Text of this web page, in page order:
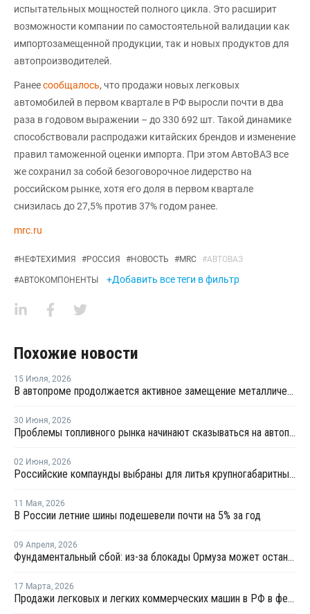
испытательных мощностей полного цикла. Это расширит
возможности компании по самостоятельной валидации как
импортозамещенной продукции, так и новых продуктов для
автопроизводителей.
Ранеесообщалось, что продажи новых легковых
автомобилей в первом квартале в РФ выросли почти в два
раза в годовом выражении – до 330 692 шт. Такой динамике
способствовали распродажи китайских брендов и изменение
правил таможенной оценки импорта. При этом АвтоВАЗ все
же сохранил за собой безоговорочное лидерство на
российском рынке, хотя его доля в первом квартале
снизилась до 27,5% против 37% годом ранее.
mrc.ru
#НЕФТЕХИМИЯ #РОССИЯ #НОВОСТЬ #MRC #АВТОВАЗ
#АВТОКОМПОНЕНТЫ +Добавить все теги в фильтр
Похожие новости
15 Июля, 2026
В автопроме продолжается активное замещение металлических компонентов конструкционными полимерами
30 Июня, 2026
Проблемы топливного рынка начинают сказываться на автоперевозках
02 Июня, 2026
Российские компаунды выбраны для литья крупногабаритных автокомпонентов BELGEE
11 Мая, 2026
В России летние шины подешевели почти на 5% за год
09 Апреля, 2026
Фундаментальный сбой: из-за блокады Ормуза может остановиться производство автомобилей
17 Марта, 2026
Продажи легковых и легких коммерческих машин в РФ в феврале выросли на 1,2% год к году